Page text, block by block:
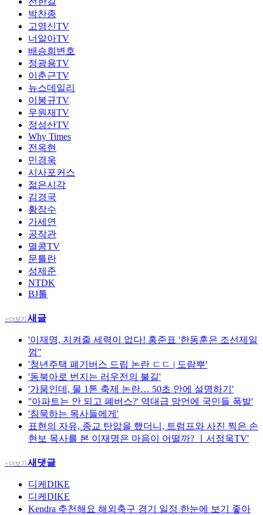
박찬종
고영신TV
너알아TV
배승희변호
정광용TV
이춘근TV
뉴스데일리
이봉규TV
우원재TV
정성산TV
Why Times
전옥현
민경욱
시사포커스
젊은시각
김경국
황장수
가세연
공작관
멸콩TV
문틀란
성제준
NTDK
BJ톨
+ 더보기새글
'이재명, 지켜줄 세력이 없다! 홍준표 '한동훈은 조선제일
껌''
'청년주택 폐기버스 드립 논란 ㄷㄷ | 도람뿌'
'동북아로 번지는 러우전의 불길'
'가뭄인데, 물 1톤 축제 논란… 50초 안에 설명하기'
''아파트는 안 되고 폐버스?' 역대급 망언에 국민들 폭발'
'침묵하는 목사들에게'
표현의 자유, 종교 탄압을 했더니, 트럼프와 사진 찍은 손
현보 목사를 본 이재명은 마음이 어떨까? ㅣ서정욱TV'
+ 더보기새댓글
디케DIKE
디케DIKE
Kendra 추천해요 해외축구 경기 일정 한눈에 보기 좋아